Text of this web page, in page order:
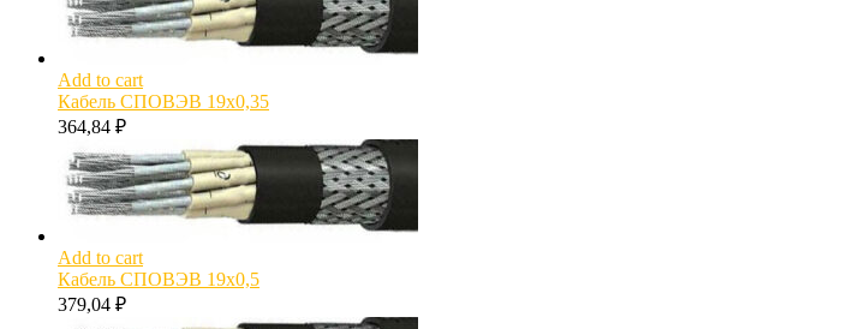
Add to cart
Кабель СПОВЭВ 19х0,35
364,84 ₽
Add to cart
Кабель СПОВЭВ 19х0,5
379,04 ₽